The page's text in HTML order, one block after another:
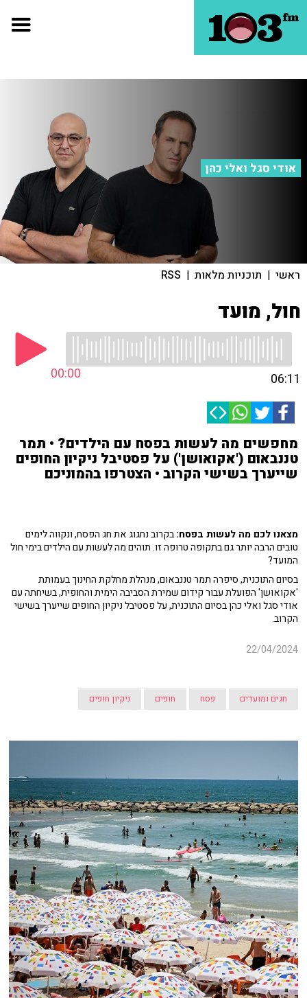
אודי סגל ואלי כהן
ראשי | תוכניות מלאות |
RSS
חול, מועד
00:00 06:11
מחפשים מה לעשות בפסח עם הילדים? • תמר
טננבאום ('אקואושן') על פסטיבל ניקיון החופים
שייערך בשישי הקרוב • הצטרפו בהמוניכם
מצאנו לכם מה לעשות בפסח:בקרוב נחגוג את חג הפסח, ונקווה לימים
טובים הרבה יותר גם בתקופה טרופה זו. תוהים מה לעשות עם הילדים בימי חול
המועד?
בסיום התוכנית, סיפרה תמר טננבאום, מנהלת מחלקת החינוך בעמותת
'אקואושן' הפועלת עבור קידום שמירת הסביבה הימית והחופית, בשיחתה עם
אודי סגל ואלי כהן בסיום התוכנית, על פסטיבל ניקיון החופים שייערך בשישי
הקרוב.
22/04/2024
חגים ומועדים פסח חופים ניקיון חופים